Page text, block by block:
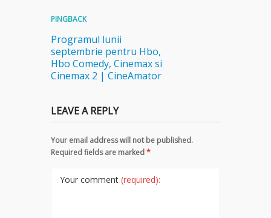
PINGBACK
Programul lunii
septembrie pentru Hbo,
Hbo Comedy, Cinemax si
Cinemax 2 | CineAmator
LEAVE A REPLY
Your email address will not be published.
Required fields are marked*
Your comment (required):